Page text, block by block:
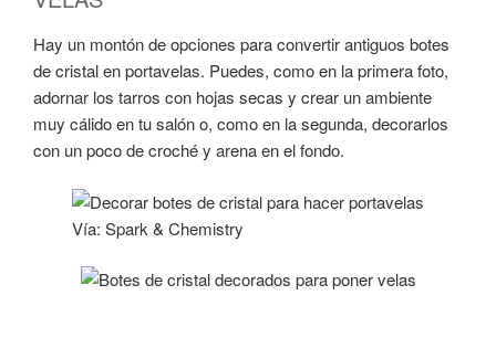
Hay un montón de opciones para convertir antiguos botes
de cristal en portavelas. Puedes, como en la primera foto,
adornar los tarros con hojas secas y crear un ambiente
muy cálido en tu salón o, como en la segunda, decorarlos
con un poco de croché y arena en el fondo.
Vía: Spark & Chemistry